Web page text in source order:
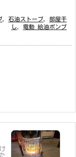
石油ストーブ
部屋干
し
電動 給油ポンプ
た